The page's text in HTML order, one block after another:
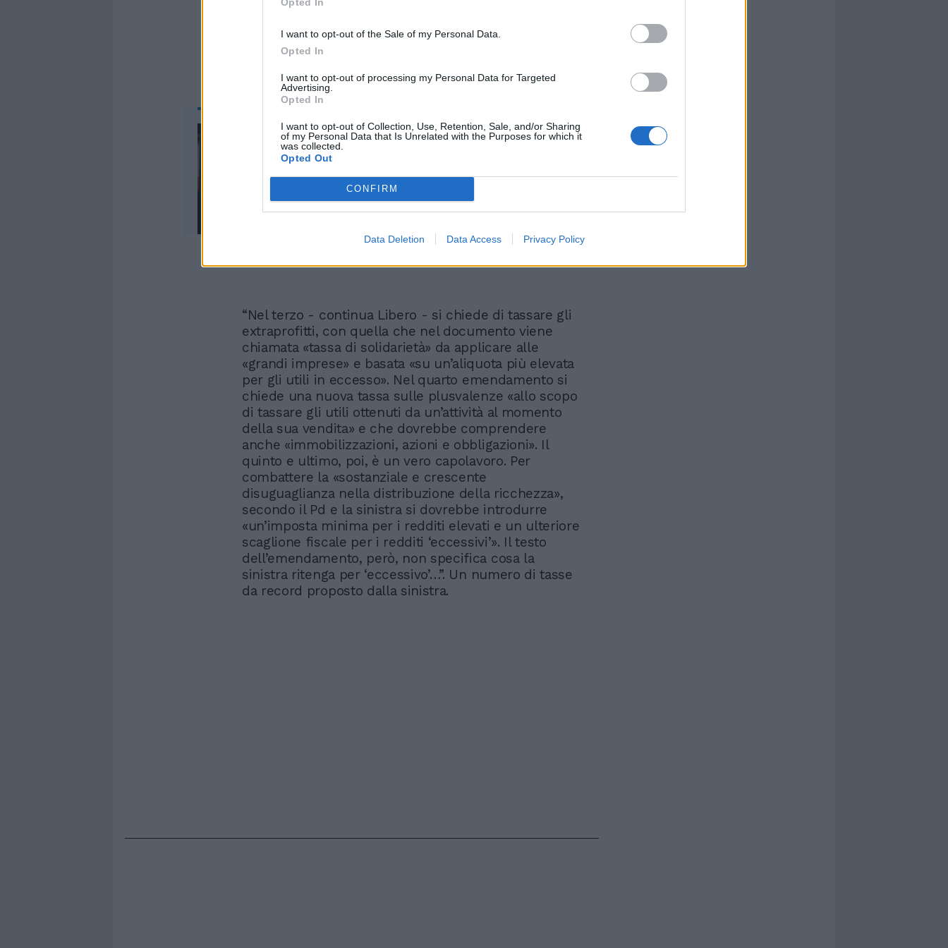
I want to opt-out of the Sale of my Personal Data.
Opted In
I want to opt-out of processing my Personal Data for Targeted
Advertising.
Opted In
I want to opt-out of Collection, Use, Retention, Sale, and/or Sharing
of my Personal Data that Is Unrelated with the Purposes for which it
was collected.
Opted Out
CONFIRM
Data Deletion Data Access Privacy Policy
contribuirebbe a far uscire l’Unione dalle molteplici
crisi recenti». Cioè la patrimoniale”.
Meno tasse a chi fa figli?
Italiani d'accordo con
da queste cifre
“Nel terzo - continua Libero - si chiede di tassare gli
extraprofitti, con quella che nel documento viene
chiamata «tassa di solidarietà» da applicare alle
«grandi imprese» e basata «su un’aliquota più elevata
per gli utili in eccesso». Nel quarto emendamento si
chiede una nuova tassa sulle plusvalenze «allo scopo
di tassare gli utili ottenuti da un’attività al momento
della sua vendita» e che dovrebbe comprendere
anche «immobilizzazioni, azioni e obbligazioni». Il
quinto e ultimo, poi, è un vero capolavoro. Per
combattere la «sostanziale e crescente
disuguaglianza nella distribuzione della ricchezza»,
secondo il Pd e la sinistra si dovrebbe introdurre
«un’imposta minima per i redditi elevati e un ulteriore
scaglione fiscale per i redditi ‘eccessivi’». Il testo
dell’emendamento, però, non specifica cosa la
sinistra ritenga per ‘eccessivo’…”. Un numero di tasse
da record proposto dalla sinistra.